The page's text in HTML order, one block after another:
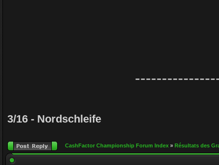
3/16 - Nordschleife
CashFactor Championship Forum Index » Résultats des